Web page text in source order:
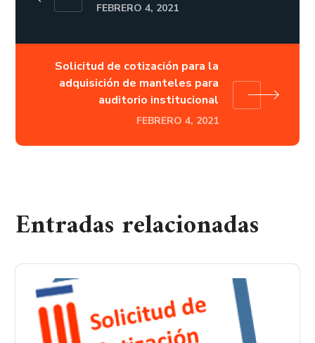
FEBRERO 4, 2021
Solicitud de cotización para la
adquisición de manteles para
auditorio institucional
FEBRERO 4, 2021
Entradas relacionadas